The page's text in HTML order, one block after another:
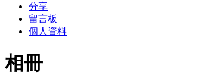
分享
留言板
個人資料
相冊